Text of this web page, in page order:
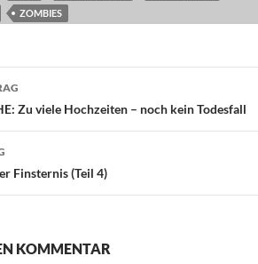
ZOMBIES
Zu viele Hochzeiten – noch kein Todesfall
Finsternis (Teil 4)
KOMMENTAR